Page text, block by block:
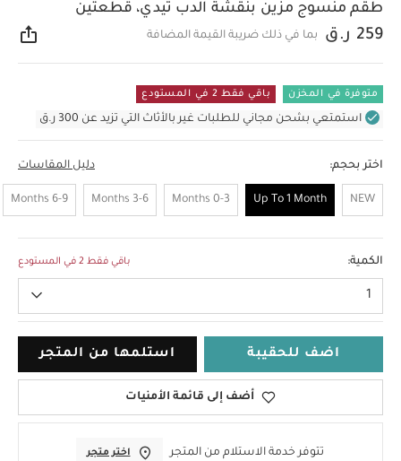
طقم منسوج مزين بنقشة الدب تيدي، قطعتين
259 ر.ق بما في ذلك ضريبة القيمة المضافة
متوفرة في المخزن باقي فقط 2 في المستودع
استمتعي بشحن مجاني للطلبات غير بالأثاث التي تزيد عن 300 ر.ق
اختر بحجم: دليل المقاسات
NEW
Up To 1 Month
0-3 Months
3-6 Months
6-9 Months
الكمية: باقي فقط 2 في المستودع
1
اضف للحقيبة استلمها من المتجر
أضف إلى قائمة الأمنيات
تتوفر خدمة الاستلام من المتجر اختر متجر